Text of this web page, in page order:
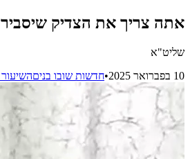
אתה צריך את הצדיק שיסביר
שליט"א
10 בפברואר 2025
•חדשות שובו בניםהשיעור